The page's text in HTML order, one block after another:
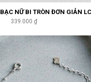
NỮ BI TRÒN ĐƠN GIẢN
339.000 ₫